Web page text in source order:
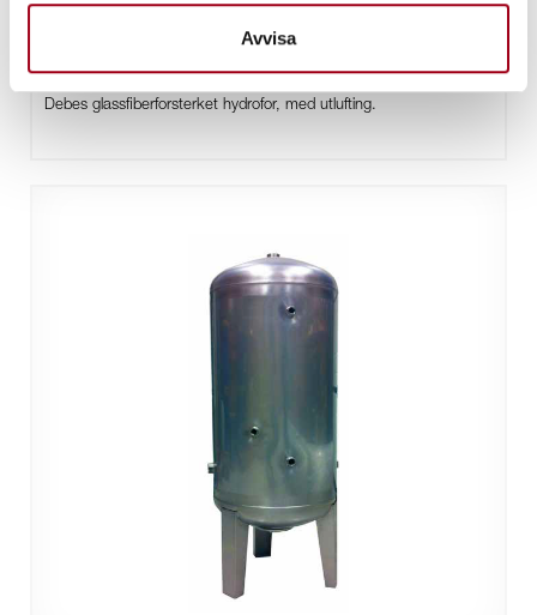
Avvisa
Hydrofor UT (med utlufting)
Debes glassfiberforsterket hydrofor, med utlufting.